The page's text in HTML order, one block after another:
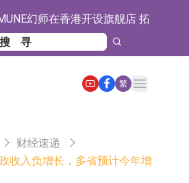
幻师在香港开设旗舰店 拓
市场
易所：委任何洸毅为董事总经
团战略主管
股】港股跌幅榜前十，谊和股
跌80.71%，天瑞汽车内
股】港股涨幅榜前十，辰兴发
涨+163.89%
项目稳定运行
子：生产经营正常 公司及子公
繁
Open main menu
财经速递
收入负增长，多省预计今年增